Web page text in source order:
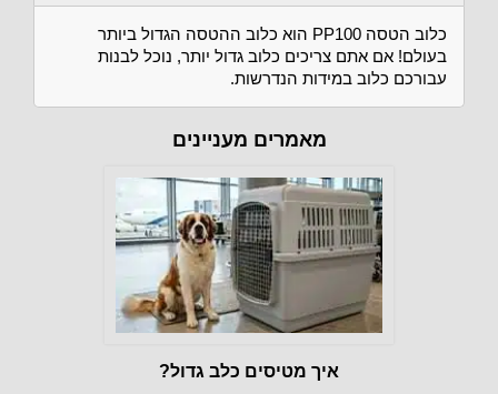
כלוב הטסה PP100 הוא כלוב ההטסה הגדול ביותר
בעולם! אם אתם צריכים כלוב גדול יותר, נוכל לבנות
עבורכם כלוב במידות הנדרשות.
מאמרים מעניינים
איך מטיסים כלב גדול?